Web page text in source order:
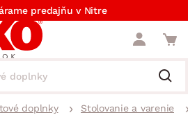
predajňu v Nitre
doplnky Stolovanie a varenie